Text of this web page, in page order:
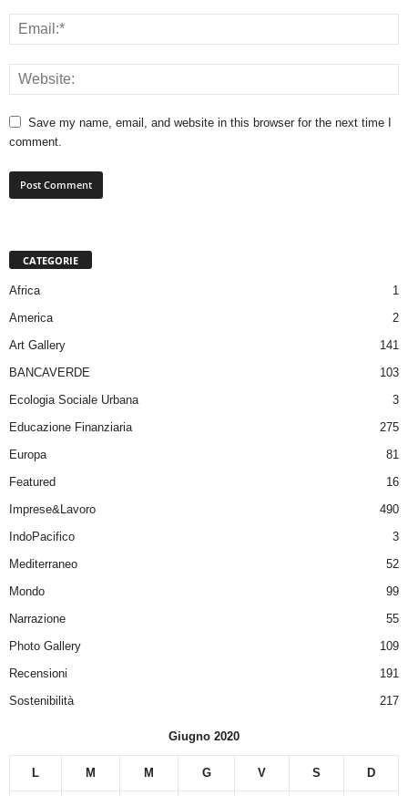
Save my name, email, and website in this browser for the next time I
comment.
CATEGORIE
Africa
1
America
2
Art Gallery
141
BANCAVERDE
103
Ecologia Sociale Urbana
3
Educazione Finanziaria
275
Europa
81
Featured
16
Imprese&Lavoro
490
IndoPacifico
3
Mediterraneo
52
Mondo
99
Narrazione
55
Photo Gallery
109
Recensioni
191
Sostenibilità
217
Giugno 2020
L M M G V S D